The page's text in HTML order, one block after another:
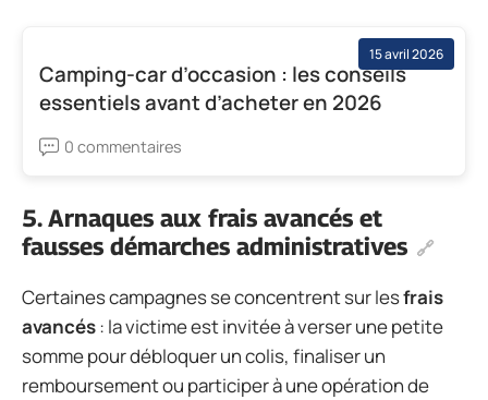
15 avril 2026
Camping-car d’occasion : les conseils
essentiels avant d’acheter en 2026
0 commentaires
5. Arnaques aux frais avancés et
fausses démarches administratives
Certaines campagnes se concentrent sur lesfrais
avancés: la victime est invitée à verser une petite
somme pour débloquer un colis, finaliser un
remboursement ou participer à une opération de